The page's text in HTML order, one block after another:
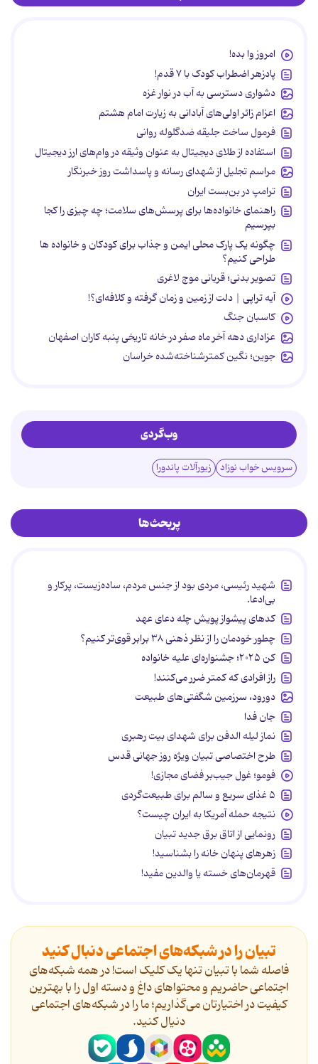
امروز وا بده!
پادزهر اضطراب کودک با ۷ قدم!
دشواری دسترسی به آب در نوار غزه
اعزام زائر اولی‌های آبادانی به زیارت امام هشتم
فرمول ساخت جلیقه ضدگلوله روانی
استفاده از طلای دیجیتال به عنوان وثیقه در وام‌های ارز دیجیتال
مراسم تجلیل از شهدای رسانه و پاسداشت روز خبرنگار
ترامپ در بن‌بست ایران
راهنمای خانواده‌ها برای پرسش‌های سلامت؛ چه چیزی را کجا
بپرسیم
چگونه یک پارک محلی ایمن و جذاب برای کودکان و خانواده ها
طراحی کنیم؟
تصویر بدنی؛ قربانی موج لاغری
آیه تراپی | دلت از زمین و زمان گرفته و کلافه‌ای؟!
کاسبان جنگ
عزاداری دهه آخر ماه صفر در خانه تاریخی پنبه کاران اصفهان
جوین؛ نگین کمترشناخته‌شده خراسان
وب‌گردی
سرویس خواب نوزاد زیورآلات پاندورا
پربحث‌ها
شهید رئیسی، مردی بود از جنس مردم، ساده‌زیست، پرکار و
بی‌ادعا.
کدهای پیشواز پویش چله دعای عهد
چطور خودمان را از نظر ذهنی ۳۸ برابر قوی‌تر کنیم؟
کن ۲۰۲۵؛ جشنواره‌ای علیه خانواده
راز افرادی که کمتر ضرر می‌کنند!
دورود، سرزمین شگفتی‌های طبیعت
جان فدا
نماز لیله الدفن برای شهدای بیت رهبری
طرح اختصاصی تبیان ویژه روز جهانی قدس
فومو؛ غول جیب‌بر فضای مجازی!
۵ غذای سریع و سالم برای طبیعت‌گردی
نتیجه حمله آمریکا به ایران چیست؟
رونمایی از اتاق برق جدید تبیان
زهرهای پنهان خانه را بشناسید!
قهرمان‌های خسته یا والدین مفید!
تبیان را در شبکه‌های اجتماعی دنبال کنید
فاصله شما با تبیان تنها یک کلیک است! در همه شبکه‌های
اجتماعی حاضریم و محتواهای داغ و دسته اول را با بهترین
کیفیت در اختیارتان می‌گذاریم؛ ما را در شبکه‌های اجتماعی
دنیال کنید.